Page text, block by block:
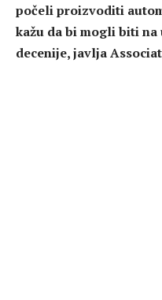
počeli proizvoditi
kažu da bi mogli biti na
decenije, javlja